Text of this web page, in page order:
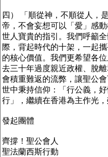
四） 「順從神，不順從人，
帝，不會妄想可以「愛」感
世人寶貴的指引。我們呼籲
際，背起時代的十架，一起
的核心價值。我們更希望各
去三十年過度親近政權、脫
會積重難返的流弊，讓聖公
世中秉持信仰：「行公義，
行」，繼續在香港為主作光，
發起團體
齊撐！聖公會人
聖法蘭西斯行動